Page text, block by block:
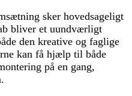
sker hovedsageligt
bliver et uundværligt
den kreative og faglige
kan få hjælp til både
på en gang,